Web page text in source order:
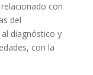
con
del
diagnóstico y
con la